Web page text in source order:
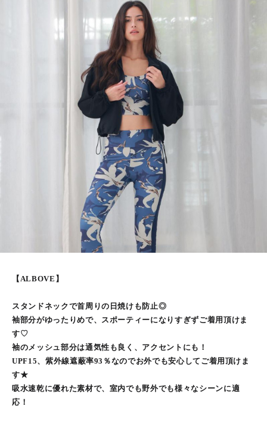
【ALBOVE】
スタンドネックで首周りの日焼けも防止◎
袖部分がゆったりめで、スポーティーになりすぎずご着用頂けま
す♡
袖のメッシュ部分は通気性も良く、アクセントにも！
UPF15、紫外線遮蔽率93％なのでお外でも安心してご着用頂けま
す★
吸水速乾に優れた素材で、室内でも野外でも様々なシーンに適
応！